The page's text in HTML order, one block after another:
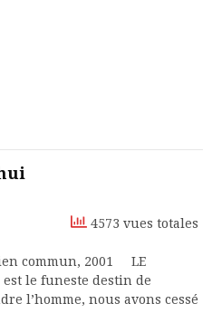
4573 vues totales
commun, 2001 LE
est le funeste destin de
l’homme, nous avons cessé